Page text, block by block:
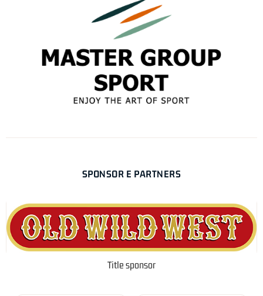
SPONSOR E PARTNERS
Title sponsor